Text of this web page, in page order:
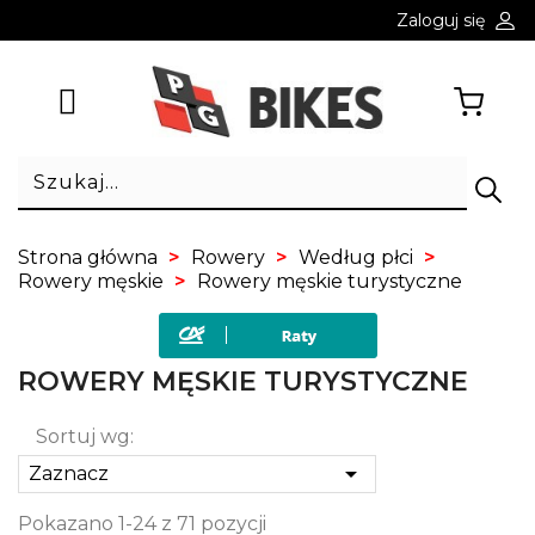
Zaloguj się
Strona główna Rowery
Według płci
Rowery męskie
Rowery męskie turystyczne
ROWERY MĘSKIE TURYSTYCZNE
Sortuj wg:
Zaznacz

Pokazano 1-24 z 71 pozycji